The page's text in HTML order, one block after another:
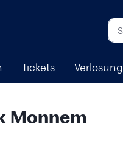
Tickets
Monnem